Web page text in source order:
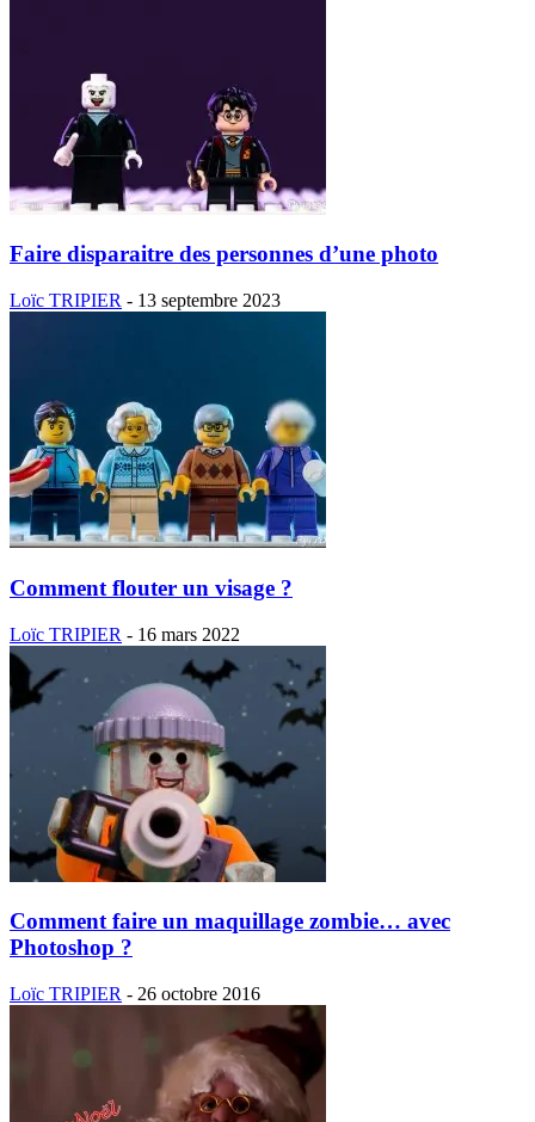
Faire disparaitre des personnes d’une photo
Loïc TRIPIER - 13 septembre 2023
Comment flouter un visage ?
Loïc TRIPIER - 16 mars 2022
Comment faire un maquillage zombie… avec
Photoshop ?
Loïc TRIPIER - 26 octobre 2016